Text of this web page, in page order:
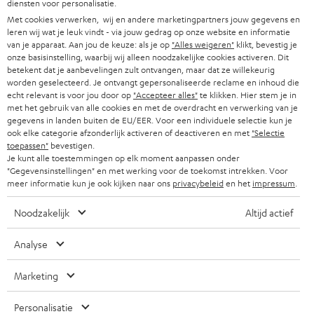
b
r
i
e
f
SMART HOME
BLUETOOTH
KOPTELEFOONS
BLUETOOTH KOPTELEFOONS
COMPLETE SETS
SPEAKERS
FANSHOP
NIEUWKOMERS
B2B
PARTNERPROGRAMMA
BLOG
NEWSLETTER
STORES
TEUFEL VOORDELEN
TEUFEL STORY
MANAGEMENT
DUURZAAMHEID
NORMEN EN WAARDES
OOSTENRIJK
ZWITSERLAND
NEDERLAND
BELGIË
FRANKRIJK
SPANJE
ITALIË
'Kennelijke' (typ)fouten voorbehouden. De op de foto's afgebeelde
accessoires zijn niet bij de levering inbegrepen. Eventuele
verwijderingskosten voor batterijen zijn bij de prijs inbegrepen.
diensten voor personalisatie.
Met cookies verwerken, wij en andere marketingpartners jouw gegevens en
leren wij wat je leuk vindt - via jouw gedrag op onze website en informatie
van je apparaat. Aan jou de keuze: als je op "Alles weigeren" klikt, bevestig je
onze basisinstelling, waarbij wij alleen noodzakelijke cookies activeren. Dit
betekent dat je aanbevelingen zult ontvangen, maar dat ze willekeurig
worden geselecteerd. Je ontvangt gepersonaliseerde reclame en inhoud die
echt relevant is voor jou door op "Accepteer alles"te klikken. Hier stem je in
met het gebruik van alle cookies en met de overdracht en verwerking van je
gegevens in landen buiten de EU/EER. Voor een individuele selectie kun je
ook elke categorie afzonderlijk activeren of deactiveren en met "Selectie
toepassen" bevestigen.
Je kunt alle toestemmingen op elk moment aanpassen onder
"Gegevensinstellingen" en met werking voor de toekomst intrekken. Voor
meer informatie kun je ook kijken naar ons privacybeleiden het impressum
Noodzakelijk Altijd actief
Analyse
Marketing
Personalisatie